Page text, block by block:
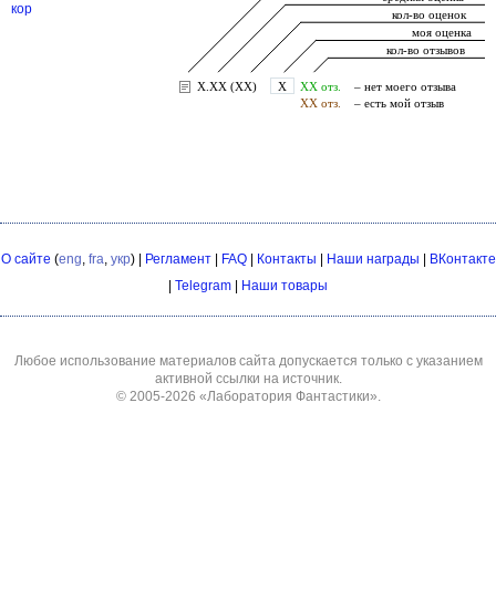
кор
О сайте (eng, fra, укр) | Регламент| FAQ| Контакты Наши награды
ВКонтакте
Telegram Наши товары
Любое использование материалов сайта допускается только с указанием
активной ссылки на источник.
© 2005-2026 «Лаборатория Фантастики».